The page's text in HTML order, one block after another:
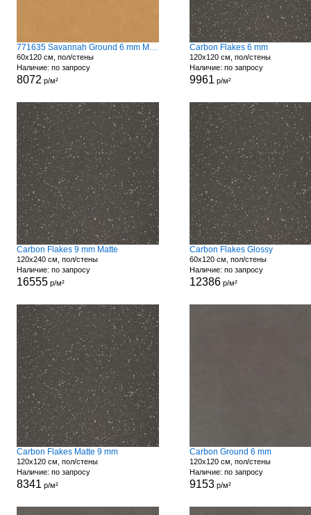
771635 Savannah Ground 6 mm Matte
60x120 см, пол/стены
Наличие: по запросу
8072 р/м²
Carbon Flakes 6 mm
120x120 см, пол/стены
Наличие: по запросу
9961 р/м²
Carbon Flakes 9 mm Matte
120x240 см, пол/стены
Наличие: по запросу
16555р/м²
Carbon Flakes Glossy
60x120 см, пол/стены
Наличие: по запросу
12386р/м²
Carbon Flakes Matte 9 mm
120x120 см, пол/стены
Наличие: по запросу
8341 р/м²
Carbon Ground 6 mm
120x120 см, пол/стены
Наличие: по запросу
9153р/м²